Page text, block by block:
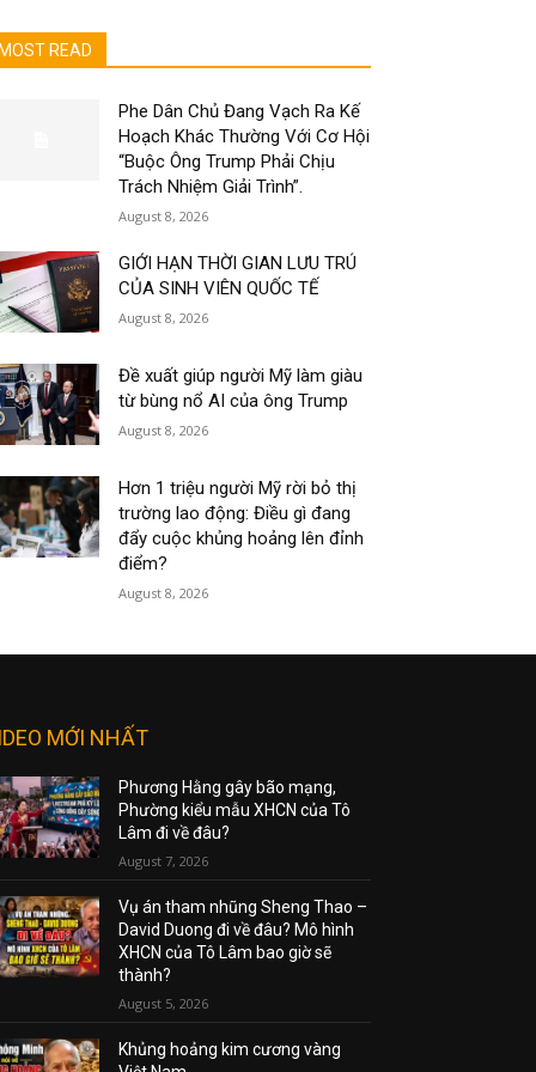
MOST READ
Phe Dân Chủ Đang Vạch Ra Kế
Hoạch Khác Thường Với Cơ Hội
“Buộc Ông Trump Phải Chịu
Trách Nhiệm Giải Trình”.
August 8, 2026
GIỚI HẠN THỜI GIAN LƯU TRÚ
CỦA SINH VIÊN QUỐC TẾ
August 8, 2026
Đề xuất giúp người Mỹ làm giàu
từ bùng nổ AI của ông Trump
August 8, 2026
Hơn 1 triệu người Mỹ rời bỏ thị
trường lao động: Điều gì đang
đẩy cuộc khủng hoảng lên đỉnh
điểm?
August 8, 2026
MỚI NHẤT
Phương Hằng gây bão mạng,
Phường kiểu mẫu XHCN của Tô
Lâm đi về đâu?
August 7, 2026
Vụ án tham nhũng Sheng Thao –
David Duong đi về đâu? Mô hình
XHCN của Tô Lâm bao giờ sẽ
thành?
August 5, 2026
Khủng hoảng kim cương vàng